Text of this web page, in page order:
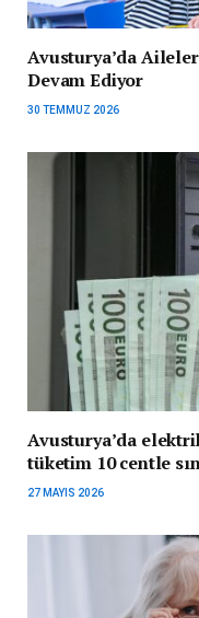
Avusturya’da
Devam Ediyor
30 TEMMUZ 2026
Avusturya’da
tüketim 10 centle
27 MAYIS 2026